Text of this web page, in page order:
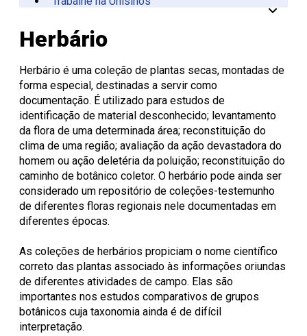
São Leopoldo
Fundação Urbano
Consulta Lista de
Diplomas
Docência
PIBID
Residência
Pedagógica
Editais
Residência
Pedagógica
Comissão
no Uso de
Animais
Comitê
de Ética
em
Pesquisa
ISO 14001
SGA Unisinos
Relatórios e
Certificações
Comunicação
Ambiental
Procedimentos
Instruções
operacionais
Herbário
Herbário é uma coleção de plantas secas, montadas de
forma especial, destinadas a servir como
documentação. É utilizado para estudos de
identificação de material desconhecido; levantamento
da flora de uma determinada área; reconstituição do
clima de uma região; avaliação da ação devastadora do
homem ou ação deletéria da poluição; reconstituição do
caminho de botânico coletor. O herbário pode ainda ser
considerado um repositório de coleções-testemunho
de diferentes floras regionais nele documentadas em
diferentes épocas.
As coleções de herbários propiciam o nome científico
correto das plantas associado às informações oriundas
de diferentes atividades de campo. Elas são
importantes nos estudos comparativos de grupos
botânicos cuja taxonomia ainda é de difícil
interpretação.